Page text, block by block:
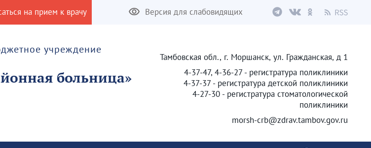
на прием к врачу Версия для слабовидящих
учреждение
больница»
Тамбовская обл., г. Моршанск, ул. Гражданская, д 1
4-37-47, 4-36-27 - регистратура поликлиники
4-37-37 - регистратура детской поликлиники
4-27-30 - регистратура стоматологической
поликлиники
morsh-crb@zdrav.tambov.gov.ru